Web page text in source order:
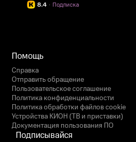
8.4 Подписка
·
Помощь
Справка
Отправить обращение
Пользовательское соглашение
Политика конфиденциальности
Политика обработки файлов cookie
Устройства КИОН (ТВ и приставки)
Документация пользования ПО
Подписывайся